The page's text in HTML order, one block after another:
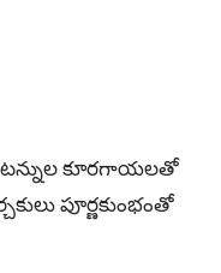
టన్నుల కూరగాయలతో
పూర్ణకుంభంతో